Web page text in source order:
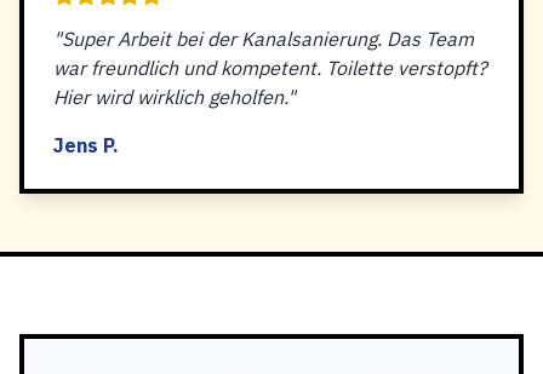
"Super Arbeit bei der Kanalsanierung. Das Team
war freundlich und kompetent. Toilette verstopft?
Hier wird wirklich geholfen."
Jens P.